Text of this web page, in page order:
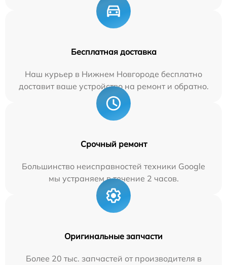
Бесплатная доставка
Наш курьер в Нижнем Новгороде бесплатно
доставит ваше устройство на ремонт и обратно.
Срочный ремонт
Большинство неисправностей техники Google
мы устраняем в течение 2 часов.
Оригинальные запчасти
Более 20 тыс. запчастей от производителя в